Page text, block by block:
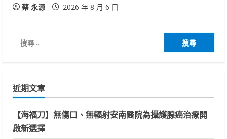
蔡 永源 2026 年 8 月 6 日
尋
字:
近期文章
【海福刀】無傷口、無輻射安南醫院為攝護腺癌治療開
啟新選擇